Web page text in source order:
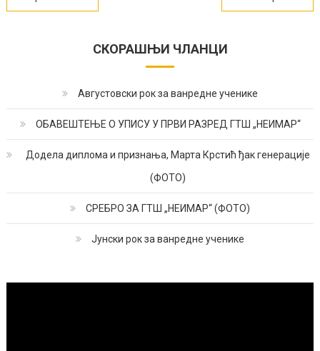
СКОРАШЊИ ЧЛАНЦИ
Августовски рок за ванредне ученике
ОБАВЕШТЕЊЕ О УПИСУ У ПРВИ РАЗРЕД ГТШ „НЕИМАР“
Додела диплома и признања, Марта Крстић ђак генерације
(ФОТО)
СРЕБРО ЗА ГТШ „НЕИМАР“ (ФОТО)
Јунски рок за ванредне ученике